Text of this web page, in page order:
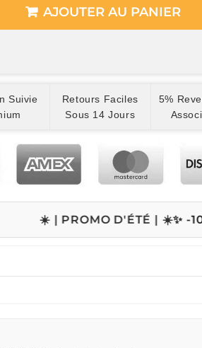
AJOUTER AU PANIER
Suivie
Retours Faciles
Sous 14 Jours
5%
D'ÉTÉ | ☀️✨ -10% sur